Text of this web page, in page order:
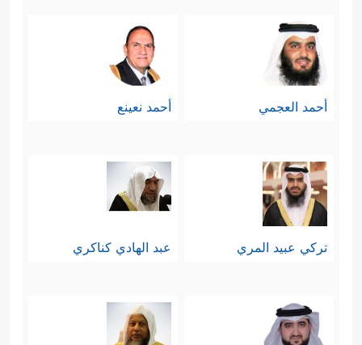
أحمد العجمي أحمد نعينع
تركي عبيد المري عبد الهادي كناكري